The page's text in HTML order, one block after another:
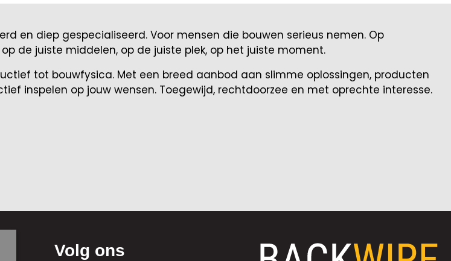
en diep gespecialiseerd. Voor mensen die bouwen serieus nemen. Op
de juiste middelen, op de juiste plek, op het juiste moment.
tot bouwfysica. Met een breed aanbod aan slimme oplossingen, producten
inspelen op jouw wensen. Toegewijd, rechtdoorzee en met oprechte interesse.
Volg ons